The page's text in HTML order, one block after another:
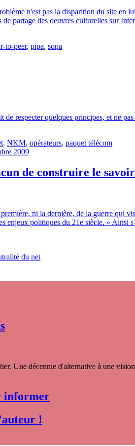
n'est pas la disparition du site en
partage des oeuvres culturelles sur
to-peer, pipa, sopa
respecter quelques principes, et ne
, NKM, opérateurs, paquet télécom
2009
de construire le
ni la dernière, de la guerre qui
enjeux politiques du 21e siècle. »
du net
Une décennie d'alternative à une
informer
!